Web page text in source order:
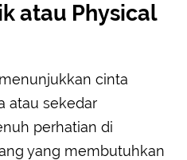
atau Physical
cinta
atau sekedar
perhatian di
yang membutuhkan